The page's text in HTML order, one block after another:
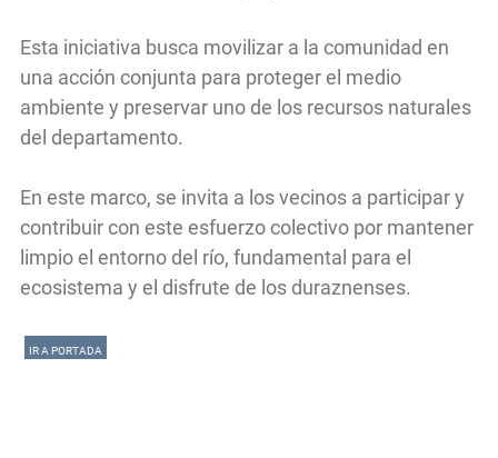
Esta iniciativa busca movilizar a la comunidad en
una acción conjunta para proteger el medio
ambiente y preservar uno de los recursos naturales
del departamento.
En este marco, se invita a los vecinos a participar y
contribuir con este esfuerzo colectivo por mantener
limpio el entorno del río, fundamental para el
ecosistema y el disfrute de los duraznenses.
IR A PORTADA